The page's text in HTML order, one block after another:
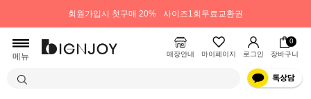
회원가입시 첫구매 20% 사이즈1회무료교환권
메뉴 매장안내 마이페이지 로그인
0
장바구니